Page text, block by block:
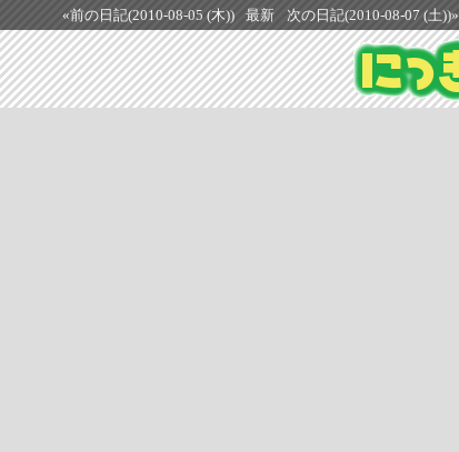
«前の日記(2010-08-05 (木)) 最新 次の日記(2010-08-07 (土))»